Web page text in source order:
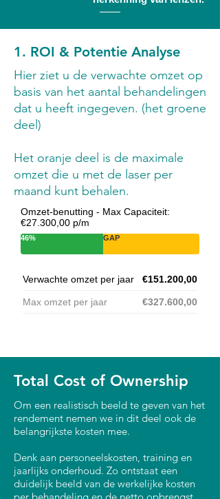
1. ROI & Potentie Analyse
Hier ziet u de verwachte omzet op
basis van het aantal behandelingen
dat u heeft ingegeven. (het groene
deel)
Het oranje deel is de maximale
omzet die u met de laser per
maand kunt behalen.
Omzet-benutting - Max Capaciteit:
€27.300,00 p/m
46% GAP
Verwachte omzet per jaar €151.200,00
Max omzet per jaar €327.600,00
Total Cost of Ownership
Om een realistisch beeld te geven van het
rendement nemen we in dit deel ook de
belangrijkste kosten mee.
Denk aan personeelskosten, training en
jaarlijks onderhoud. Zo ontstaat een
duidelijk beeld van de werkelijke kosten